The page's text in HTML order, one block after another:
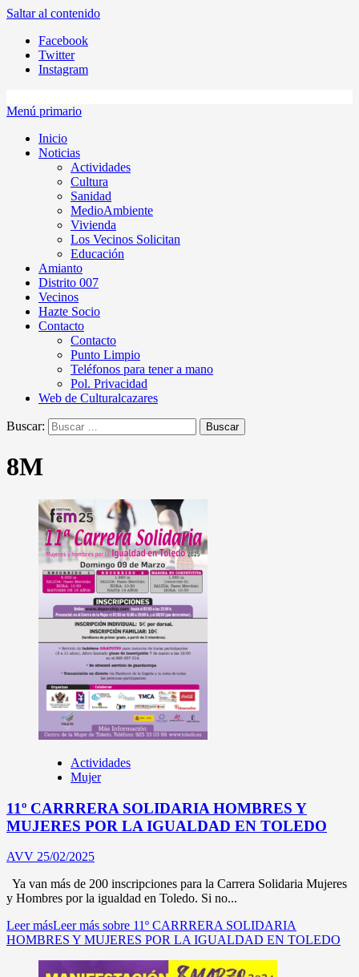
Saltar al contenido
Facebook
Twitter
Instagram
Menú primario
Inicio
Noticias
Actividades
Cultura
Sanidad
MedioAmbiente
Vivienda
Los Vecinos Solicitan
Educación
Amianto
Distrito 007
Vecinos
Hazte Socio
Contacto
Contacto
Punto Limpio
Teléfonos para tener a mano
Pol. Privacidad
Web de Culturalcazares
Buscar:
8M
Actividades
Mujer
11º CARRRERA SOLIDARIA HOMBRES Y
MUJERES POR LA IGUALDAD EN TOLEDO
AVV 25/02/2025
Ya van más de 200 inscripciones para la Carrera Solidaria Mujeres
y Hombres por la igualdad en Toledo. Si no...
Leer másLeer más sobre 11º CARRRERA SOLIDARIA
HOMBRES Y MUJERES POR LA IGUALDAD EN TOLEDO